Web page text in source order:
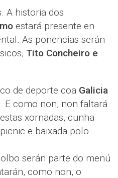
A historia dos
estará presente en
As ponencias serán
Tito Concheiro e
de deporte coa Galicia
. E como non, non faltará
xornadas, cunha
e baixada polo
serán parte do menú
como non, o